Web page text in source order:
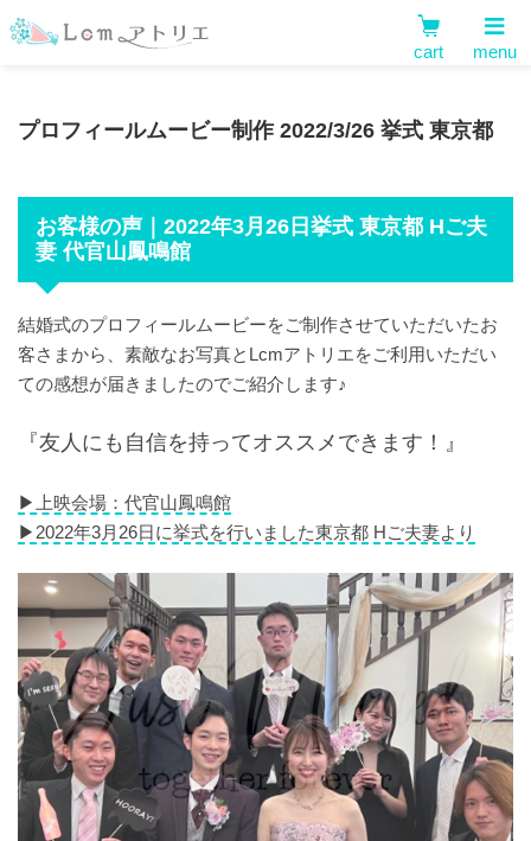
cart menu
プロフィールムービー制作 2022/3/26 挙式 東京都
お客様の声｜2022年3月26日挙式 東京都 Hご夫
妻 代官山鳳鳴館
結婚式のプロフィールムービーをご制作させていただいたお
客さまから、素敵なお写真とLcmアトリエをご利用いただい
ての感想が届きましたのでご紹介します♪
『友人にも自信を持ってオススメできます！』
▶︎上映会場：代官山鳳鳴館
▶︎2022年3月26日に挙式を行いました東京都 Hご夫妻より